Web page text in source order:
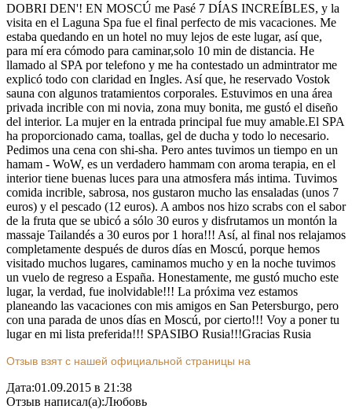
DOBRI DEN'! EN MOSCÚ me Pasé 7 DÍAS INCREÍBLES, y la
visita en el Laguna Spa fue el final perfecto de mis vacaciones. Me
estaba quedando en un hotel no muy lejos de este lugar, así que,
para mí era cómodo para caminar,solo 10 min de distancia. He
llamado al SPA por telefono y me ha contestado un admintrator me
explicó todo con claridad en Ingles. Así que, he reservado Vostok
sauna con algunos tratamientos corporales. Estuvimos en una área
privada incrible con mi novia, zona muy bonita, me gustó el diseño
del interior. La mujer en la entrada principal fue muy amable.El SPA
ha proporcionado cama, toallas, gel de ducha y todo lo necesario.
Pedimos una cena con shi-sha. Pero antes tuvimos un tiempo en un
hamam - WoW, es un verdadero hammam con aroma terapia, en el
interior tiene buenas luces para una atmosfera más intima. Tuvimos
comida incrible, sabrosa, nos gustaron mucho las ensaladas (unos 7
euros) y el pescado (12 euros). A ambos nos hizo scrabs con el sabor
de la fruta que se ubicó a sólo 30 euros y disfrutamos un montón la
massaje Tailandés a 30 euros por 1 hora!!! Así, al final nos relajamos
completamente después de duros días en Moscú, porque hemos
visitado muchos lugares, caminamos mucho y en la noche tuvimos
un vuelo de regreso a España. Honestamente, me gustó mucho este
lugar, la verdad, fue inolvidable!!! La próxima vez estamos
planeando las vacaciones con mis amigos en San Petersburgo, pero
con una parada de unos días en Moscú, por cierto!!! Voy a poner tu
lugar en mi lista preferida!!! SPASIBO Rusia!!!Gracias Rusia
Отзыв взят с нашей официальной страницы на
Дата:01.09.2015 в 21:38
Отзыв написал(а):Любовь